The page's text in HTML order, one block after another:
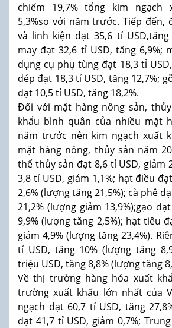
chiếm 19,7% tổng kim ngạch
5,3%so với năm trước. Tiếp đến,
và linh kiện đạt 35,6 tỉ USD,tăng
may đạt 32,6 tỉ USD, tăng 6,9%;
dụng cụ phụ tùng đạt 18,3 tỉ
dép đạt 18,3 tỉ USD, tăng 12,7%;
đạt 10,5 tỉ USD, tăng 18,2%.
Đối với mặt hàng nông sản,
khẩu bình quân của nhiều mặt
năm trước nên kim ngạch xuất
mặt hàng nông, thủy sản năm
thể thủy sản đạt 8,6 tỉ USD, giảm
3,8 tỉ USD, giảm 1,1%; hạt điều
2,6% (lượng tăng 21,5%); cà phê
21,2% (lượng giảm 13,9%);gạo
9,9% (lượng tăng 2,5%); hạt tiêu
giảm 4,9% (lượng tăng 23,4%).
tỉ USD, tăng 10% (lượng tăng
triệu USD, tăng 8,8% (lượng tăng
Về thị trường hàng hóa xuất
trường xuất khẩu lớn nhất của
ngạch đạt 60,7 tỉ USD, tăng
đạt 41,7 tỉ USD, giảm 0,7%;